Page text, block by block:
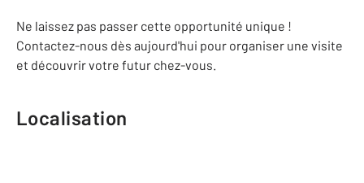
Ne laissez pas passer cette opportunité unique !
Contactez-nous dès aujourd'hui pour organiser une visite
et découvrir votre futur chez-vous.
Localisation